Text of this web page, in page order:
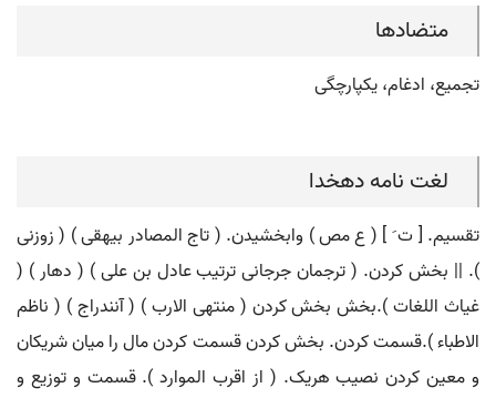
متضادها
تجمیع، ادغام، یکپارچگی
لغت نامه دهخدا
تقسیم. [ ت َ ] ( ع مص ) وابخشیدن. ( تاج المصادر بیهقی ) ( زوزنی
). || بخش کردن. ( ترجمان جرجانی ترتیب عادل بن علی ) ( دهار ) (
غیاث اللغات ).بخش بخش کردن ( منتهی الارب ) ( آنندراج ) ( ناظم
الاطباء ).قسمت کردن. بخش کردن قسمت کردن مال را میان شریکان
و معین کردن نصیب هریک. ( از اقرب الموارد ). قسمت و توزیع و